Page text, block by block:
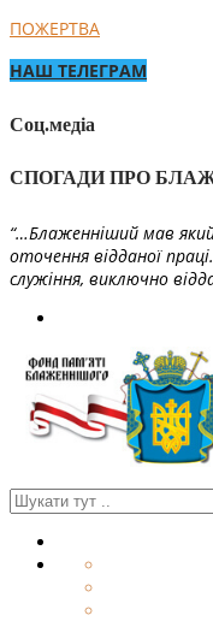
ПОЖЕРТВА
НАШ ТЕЛЕГРАМ
Соц.медіа
СПОГАДИ ПРО
“…Блаженніший мав
оточення відданої
служіння, виключно